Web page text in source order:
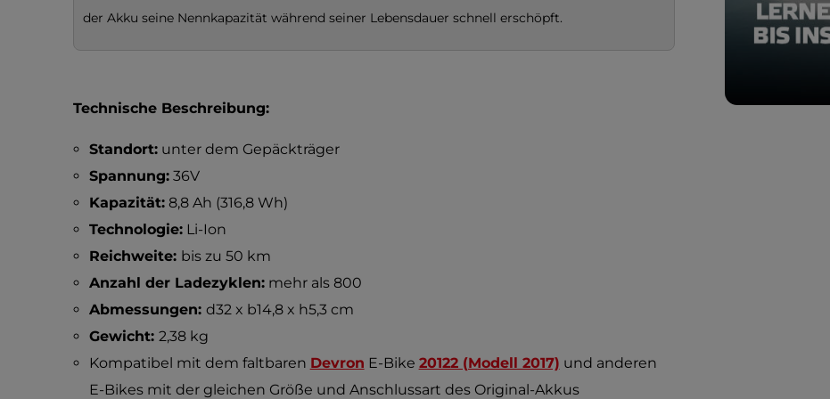
der Akku seine Nennkapazität während seiner Lebensdauer schnell erschöpft.
Technische Beschreibung:
Standort:unter dem Gepäckträger
Spannung:36V
Kapazität:8,8 Ah (316,8 Wh)
Technologie:Li-Ion
Reichweite: bis zu 50 km
Anzahl der Ladezyklen:mehr als 800
Abmessungen: d32 x b14,8 x h5,3 cm
Gewicht: 2,38 kg
Kompatibel mit dem faltbaren Devron E-Bike 20122 (Modell 2017) und anderen
E-Bikes mit der gleichen Größe und Anschlussart des Original-Akkus